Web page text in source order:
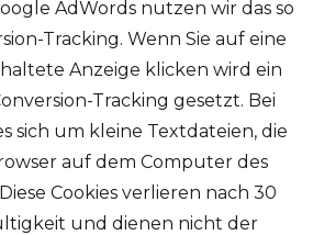
AdWords nutzen wir das so
Tracking. Wenn Sie auf eine
Anzeige klicken wird ein
Tracking gesetzt. Bei
sich um kleine Textdateien, die
auf dem Computer des
Cookies verlieren nach 30
und dienen nicht der